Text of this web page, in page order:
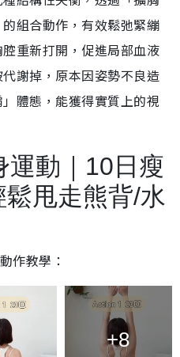
組合動作，有效鬆弛緊繃
重新打開，促進局部血液
謝掉，原本因姿勢不良造
體態，能獲得實質上的視
運動｜10日瘦
甩走熊背/水
作教學：
+8